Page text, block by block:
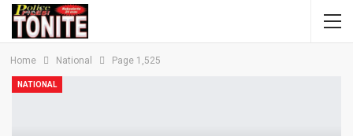
Home National Page 1,525
NATIONAL